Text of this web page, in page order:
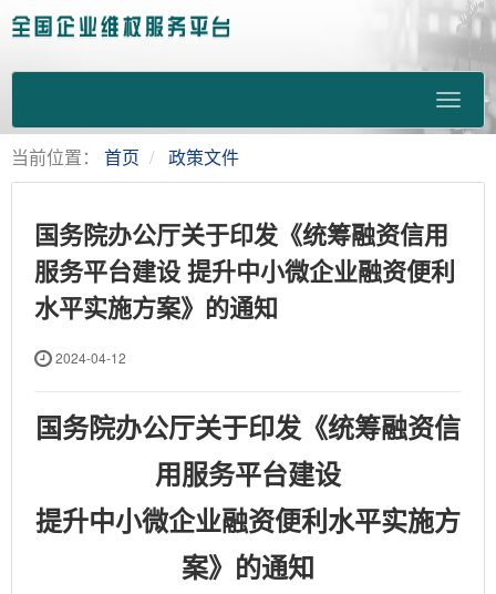
当前位置： 首页 政策文件
国务院办公厅关于印发《统筹融资信用
服务平台建设 提升中小微企业融资便利
水平实施方案》的通知
2024-04-12
国务院办公厅关于印发《统筹融资信
用服务平台建设
提升中小微企业融资便利水平实施方
案》的通知